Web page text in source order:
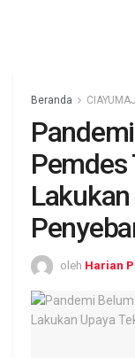
Beranda
Pemdes
oleh Harian